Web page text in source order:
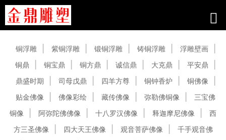
铜浮雕 紫铜浮雕 锻铜浮雕 铸铜浮雕
浮雕壁画
铜鼎
铜宝鼎 铜方鼎 诚信鼎 大克鼎
平安鼎
鼎盛时期
司母戊鼎 四羊方尊 铜钟香炉
铜佛像
贴金佛像
佛像彩绘 藏传佛像 弥勒佛铜像
三宝佛
铜像
阿弥陀佛佛像 十八罗汉佛像 释迦摩尼佛像
西
方三圣佛像
四大天王佛像 观音菩萨佛像
千手观音佛